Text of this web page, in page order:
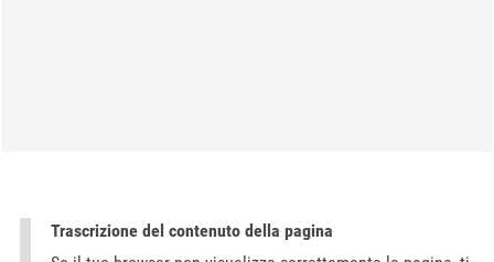
Trascrizione del contenuto della pagina